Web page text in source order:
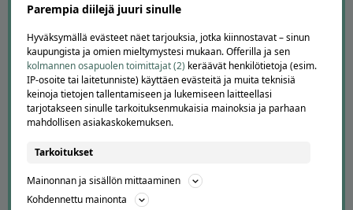
APUA JA NEUVOJA
Peruuta tilaus
Asiakaspalvelu
Kuinka Offerilla toimii
Usein kysytyt kysymykset
TUTUSTU MEIHIN
Tietoa meistä
Parempia diilejä juuri sinulle
Hyväksymällä evästeet näet tarjouksia, jotka kiinnostavat – sinun
kaupungista ja omien mieltymystesi mukaan. Offerilla ja sen
kolmannen osapuolen toimittajat (2) keräävät henkilötietoja (esim.
IP-osoite tai laitetunniste) käyttäen evästeitä ja muita teknisiä
keinoja tietojen tallentamiseen ja lukemiseen laitteellasi
tarjotakseen sinulle tarkoituksenmukaisia mainoksia ja parhaan
mahdollisen asiakaskokemuksen.
Tarkoitukset
Mainonnan ja sisällön mittaaminen
Kohdennettu mainonta